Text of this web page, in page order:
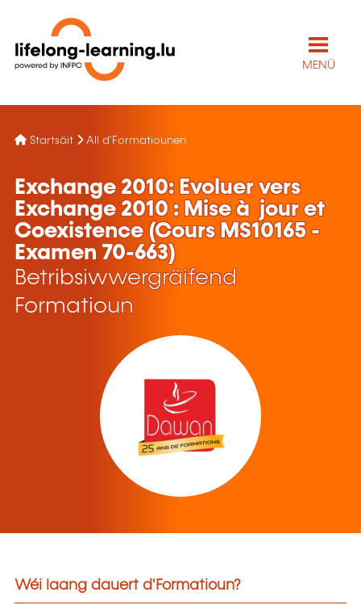
MENÜ
Startsäit All d'Formatiounen
Exchange 2010: Evoluer vers
Exchange 2010 : Mise à jour et
Coexistence (Cours MS10165 -
Examen 70-663)
Betribsiwwergräifend
Formatioun
Wéi laang dauert d'Formatioun?